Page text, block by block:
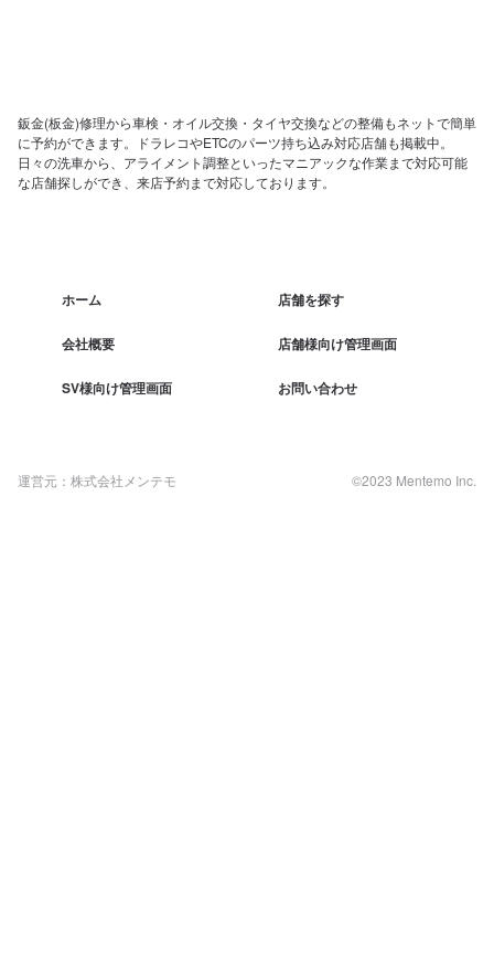
鈑金(板金)修理から車検・オイル交換・タイヤ交換などの整備もネットで簡単
に予約ができます。ドラレコやETCのパーツ持ち込み対応店舗も掲載中。
日々の洗車から、アライメント調整といったマニアックな作業まで対応可能
な店舗探しができ、来店予約まで対応しております。
ホーム 店舗を探す
会社概要 店舗様向け管理画面
SV様向け管理画面 お問い合わせ
運営元：株式会社メンテモ ©2023 Mentemo Inc.